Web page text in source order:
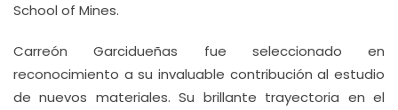
School of Mines.
Carreón Garcidueñas fue seleccionado en
reconocimiento a su invaluable contribución al estudio
de nuevos materiales. Su brillante trayectoria en el